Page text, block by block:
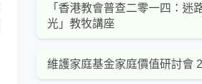
「香港教會普查二零一四：迷
光」教牧講座
維護家庭基金家庭價值研討會